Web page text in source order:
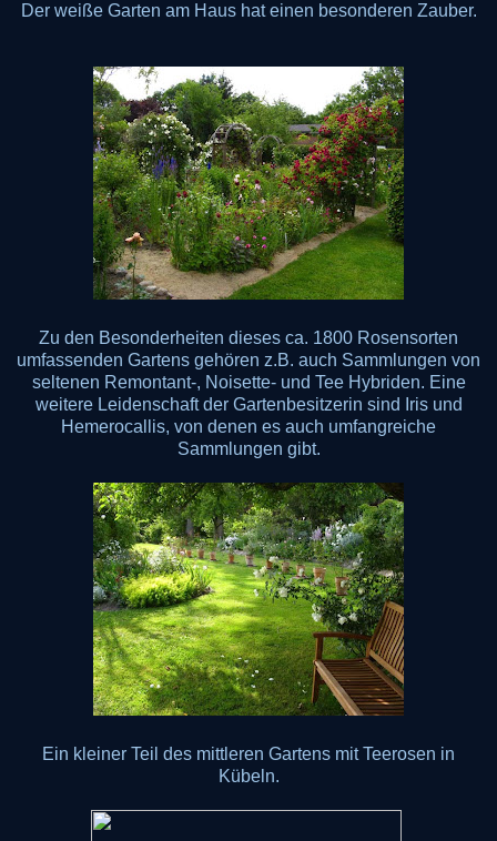
Der weiße Garten am Haus hat einen besonderen Zauber.
Zu den Besonderheiten dieses ca. 1800 Rosensorten
umfassenden Gartens gehören z.B. auch Sammlungen von
seltenen Remontant-, Noisette- und Tee Hybriden. Eine
weitere Leidenschaft der Gartenbesitzerin sind Iris und
Hemerocallis, von denen es auch umfangreiche
Sammlungen gibt.
Ein kleiner Teil des mittleren Gartens mit Teerosen in
Kübeln.